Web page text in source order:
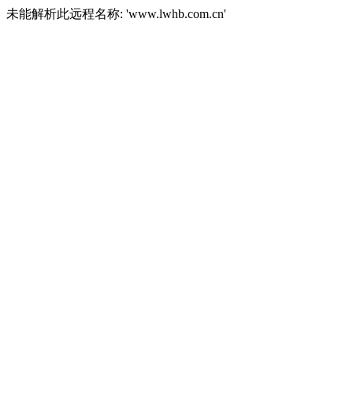
未能解析此远程名称: 'www.lwhb.com.cn'